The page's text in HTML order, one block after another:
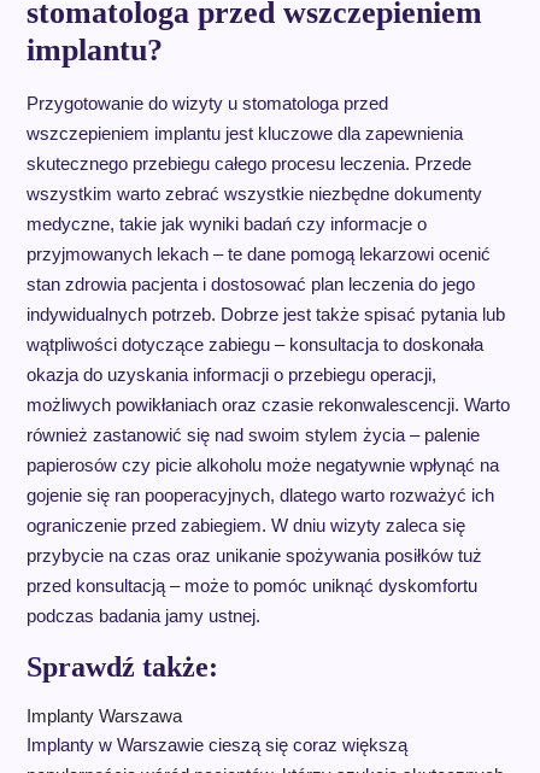
stomatologa przed wszczepieniem
implantu?
Przygotowanie do wizyty u stomatologa przed
wszczepieniem implantu jest kluczowe dla zapewnienia
skutecznego przebiegu całego procesu leczenia. Przede
wszystkim warto zebrać wszystkie niezbędne dokumenty
medyczne, takie jak wyniki badań czy informacje o
przyjmowanych lekach – te dane pomogą lekarzowi ocenić
stan zdrowia pacjenta i dostosować plan leczenia do jego
indywidualnych potrzeb. Dobrze jest także spisać pytania lub
wątpliwości dotyczące zabiegu – konsultacja to doskonała
okazja do uzyskania informacji o przebiegu operacji,
możliwych powikłaniach oraz czasie rekonwalescencji. Warto
również zastanowić się nad swoim stylem życia – palenie
papierosów czy picie alkoholu może negatywnie wpłynąć na
gojenie się ran pooperacyjnych, dlatego warto rozważyć ich
ograniczenie przed zabiegiem. W dniu wizyty zaleca się
przybycie na czas oraz unikanie spożywania posiłków tuż
przed konsultacją – może to pomóc uniknąć dyskomfortu
podczas badania jamy ustnej.
Sprawdź także:
Implanty Warszawa
Implanty w Warszawie cieszą się coraz większą